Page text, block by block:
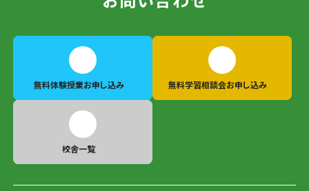
無料体験授業お申し込み 無料学習相談会お申し込み
校舎一覧